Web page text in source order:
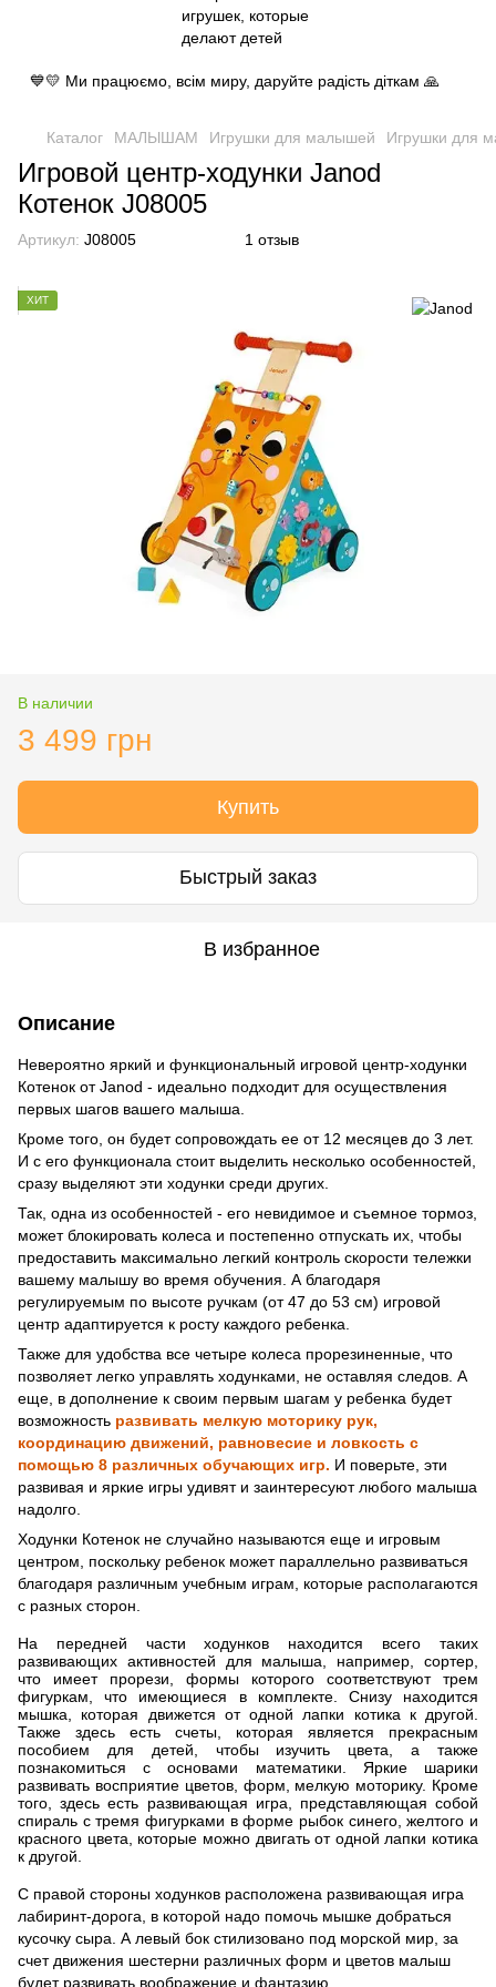
💙💛 Ми працюємо, всім миру, даруйте радість діткам 🙏
Каталог МАЛЫШАМ Игрушки для малышей Игрушки для
Игровой центр-ходунки Janod
Котенок J08005
Артикул: J08005 1 отзыв
ХИТ
В наличии
3 499 грн
Купить
Быстрый заказ
В избранное
Описание
Невероятно яркий и функциональный игровой центр-ходунки
Котенок от Janod - идеально подходит для осуществления
первых шагов вашего малыша.
Кроме того, он будет сопровождать ее от 12 месяцев до 3 лет.
И с его функционала стоит выделить несколько особенностей,
сразу выделяют эти ходунки среди других.
Так, одна из особенностей - его невидимое и съемное тормоз,
может блокировать колеса и постепенно отпускать их, чтобы
предоставить максимально легкий контроль скорости тележки
вашему малышу во время обучения. А благодаря
регулируемым по высоте ручкам (от 47 до 53 см) игровой
центр адаптируется к росту каждого ребенка.
Также для удобства все четыре колеса прорезиненные, что
позволяет легко управлять ходунками, не оставляя следов. А
еще, в дополнение к своим первым шагам у ребенка будет
возможность развивать мелкую моторику рук,
координацию движений, равновесие и ловкость с
помощью 8 различных обучающих игр. И поверьте, эти
развивая и яркие игры удивят и заинтересуют любого малыша
надолго.
Ходунки Котенок не случайно называются еще и игровым
центром, поскольку ребенок может параллельно развиваться
благодаря различным учебным играм, которые располагаются
с разных сторон.
На передней части ходунков находится всего таких
развивающих активностей для малыша, например, сортер,
что имеет прорези, формы которого соответствуют трем
фигуркам, что имеющиеся в комплекте. Снизу находится
мышка, которая движется от одной лапки котика к другой.
Также здесь есть счеты, которая является прекрасным
пособием для детей, чтобы изучить цвета, а также
познакомиться с основами математики. Яркие шарики
развивать восприятие цветов, форм, мелкую моторику. Кроме
того, здесь есть развивающая игра, представляющая собой
спираль с тремя фигурками в форме рыбок синего, желтого и
красного цвета, которые можно двигать от одной лапки котика
к другой.
С правой стороны ходунков расположена развивающая игра
лабиринт-дорога, в которой надо помочь мышке добраться
кусочку сыра. А левый бок стилизовано под морской мир, за
счет движения шестерни различных форм и цветов малыш
будет развивать воображение и фантазию.